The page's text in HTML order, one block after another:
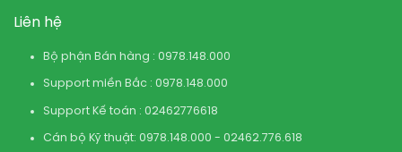
Liên hệ
Bộ phận Bán hàng : 0978.148.000
Support miền Bắc : 0978.148.000
Support Kế toán : 02462776618
Cán bộ Kỹ thuật: 0978.148.000 - 02462.776.618